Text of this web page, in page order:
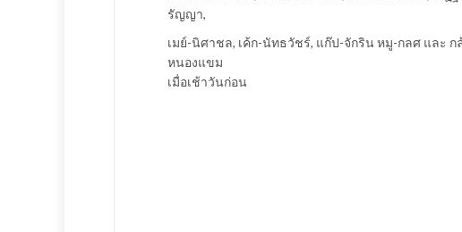
รัญญา,
เมย์-นิศาชล, เค้ก-นัทธวัชร์, แก๊ป-จักริน หมู-กลศ และ
หนองแขม
เมื่อเช้าวันก่อน